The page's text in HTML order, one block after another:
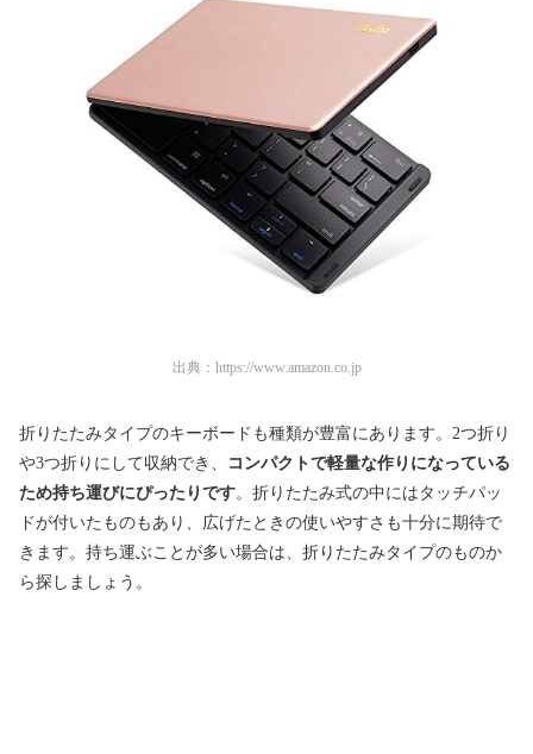
出典： https://www.amazon.co.jp
折りたたみタイプのキーボードも種類が豊富にあります。2つ折り
や3つ折りにして収納でき、
コンパクトで軽量な作りになっている
ため持ち運びにぴったりです。折りたたみ式の中にはタッチパッ
ドが付いたものもあり、広げたときの使いやすさも十分に期待で
きます。持ち運ぶことが多い場合は、折りたたみタイプのものか
ら探しましょう。